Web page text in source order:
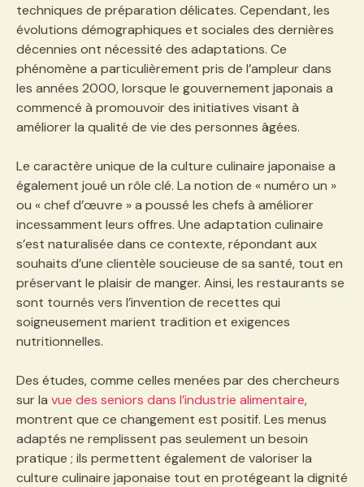
techniques de préparation délicates. Cependant, les
évolutions démographiques et sociales des dernières
décennies ont nécessité des adaptations. Ce
phénomène a particulièrement pris de l’ampleur dans
les années 2000, lorsque le gouvernement japonais a
commencé à promouvoir des initiatives visant à
améliorer la qualité de vie des personnes âgées.
Le caractère unique de la culture culinaire japonaise a
également joué un rôle clé. La notion de « numéro un »
ou « chef d’œuvre » a poussé les chefs à améliorer
incessamment leurs offres. Une adaptation culinaire
s’est naturalisée dans ce contexte, répondant aux
souhaits d’une clientèle soucieuse de sa santé, tout en
préservant le plaisir de manger. Ainsi, les restaurants se
sont tournés vers l’invention de recettes qui
soigneusement marient tradition et exigences
nutritionnelles.
Des études, comme celles menées par des chercheurs
sur la vue des seniors dans l’industrie alimentaire,
montrent que ce changement est positif. Les menus
adaptés ne remplissent pas seulement un besoin
pratique ; ils permettent également de valoriser la
culture culinaire japonaise tout en protégeant la dignité